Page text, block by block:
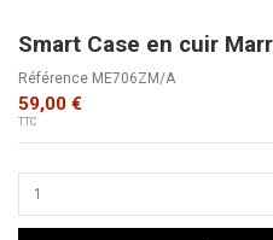
Smart Case en cuir
Référence ME706ZM/A
59,00 €
TTC